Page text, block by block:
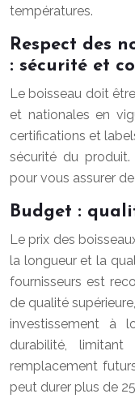
températures.
Respect des
: sécurité et
Le boisseau doit
et nationales en
certifications et
sécurité du produit.
pour vous assurer
Budget :
Le prix des
la longueur et la
fournisseurs est
de qualité
investissement à
durabilité,
remplacement
peut durer plus de